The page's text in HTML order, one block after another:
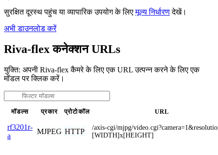
सुरक्षित दूरस्थ पहुंच या व्यापारिक उपयोग के लिएमूल्य निर्धारणदेखें।
अभी डाउनलोड करें
Riva-flex कनेक्शन URLs
युक्ति: अपनी Riva-flex कैमरे के लिए एक URL उत्पन्न करने के लिए एक
मॉडल पर क्लिक करें।
मॉडल्स प्रकार प्रोटोकॉल URL
rf3201r-
a
MJPEG HTTP
/axis-cgi/mjpg/
[WIDTH]x[HEIGHT]